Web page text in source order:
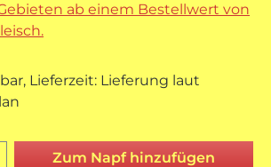
ab einem Bestellwert von
Lieferzeit: Lieferung laut
Gib den
Zum Napf hinzufügen